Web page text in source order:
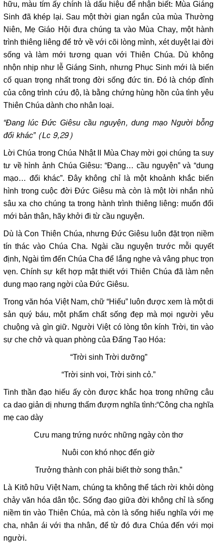
hữu, màu tím ấy chính là dấu hiệu để nhận biết: Mùa Giáng
Sinh đã khép lại. Sau một thời gian ngắn của mùa Thường
Niên, Mẹ Giáo Hội đưa chúng ta vào Mùa Chay, một hành
trình thiêng liêng để trở về với cõi lòng mình, xét duyệt lại đời
sống và làm mới tương quan với Thiên Chúa. Dù không
nhộn nhịp như lễ Giáng Sinh, nhưng Phục Sinh mới là biến
cố quan trọng nhất trong đời sống đức tin. Đó là chóp đỉnh
của công trình cứu độ, là bằng chứng hùng hồn của tình yêu
Thiên Chúa dành cho nhân loại.
“Đang lúc Đức Giêsu cầu nguyện, dung mạo Người bỗng
đổi khác” (Lc 9,29)
Lời Chúa trong Chúa Nhật II Mùa Chay mời gọi chúng ta suy
tư về hình ảnh Chúa Giêsu: “Đang… cầu nguyện” và “dung
mạo… đổi khác”. Đây không chỉ là một khoảnh khắc biến
hình trong cuộc đời Đức Giêsu mà còn là một lời nhắn nhủ
sâu xa cho chúng ta trong hành trình thiêng liêng: muốn đổi
mới bản thân, hãy khởi đi từ cầu nguyện.
Dù là Con Thiên Chúa, nhưng Đức Giêsu luôn đặt trọn niềm
tín thác vào Chúa Cha. Ngài cầu nguyện trước mỗi quyết
định, Ngài tìm đến Chúa Cha để lắng nghe và vâng phục trọn
vẹn. Chính sự kết hợp mật thiết với Thiên Chúa đã làm nên
dung mạo rạng ngời của Đức Giêsu.
Trong văn hóa Việt Nam, chữ “Hiếu” luôn được xem là một di
sản quý báu, một phẩm chất sống đẹp mà mọi người yêu
chuộng và gìn giữ. Người Việt có lòng tôn kính Trời, tin vào
sự che chở và quan phòng của Đấng Tạo Hóa:
“Trời sinh Trời dưỡng”
“Trời sinh voi, Trời sinh cỏ.”
Tinh thần đạo hiếu ấy còn được khắc họa trong những câu
ca dao giản dị nhưng thấm đượm nghĩa tình:“Công cha nghĩa
mẹ cao dày
Cưu mang trứng nước những ngày còn thơ
Nuôi con khó nhọc đến giờ
Trưởng thành con phải biết thờ song thân.”
Là Kitô hữu Việt Nam, chúng ta không thể tách rời khỏi dòng
chảy văn hóa dân tộc. Sống đạo giữa đời không chỉ là sống
niềm tin vào Thiên Chúa, mà còn là sống hiếu nghĩa với mẹ
cha, nhân ái với tha nhân, để từ đó đưa Chúa đến với mọi
người.